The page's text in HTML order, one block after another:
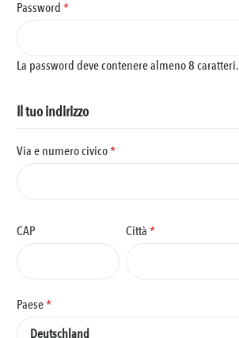
Password*
La password deve contenere almeno 8 caratteri.
Il tuo indirizzo
Via e numero civico*
CAP Città*
Paese*